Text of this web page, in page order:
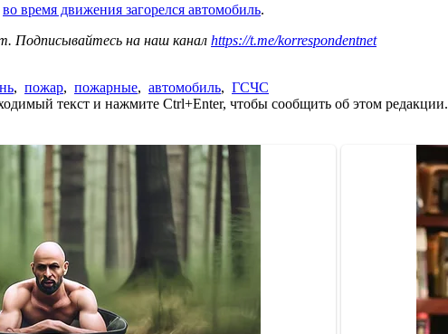
во время движения загорелся автомобиль.
Подписывайтесь на наш канал https://t.me/korrespondentnet
, пожар, пожарные, автомобиль, ГСЧС
текст и нажмите Ctrl+Enter, чтобы сообщить об этом редакции.